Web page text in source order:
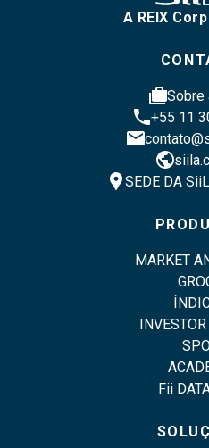
A REIX
casesSobre
phone+55 11
email
public
location_pinSEDE DA
MARKET
Fii